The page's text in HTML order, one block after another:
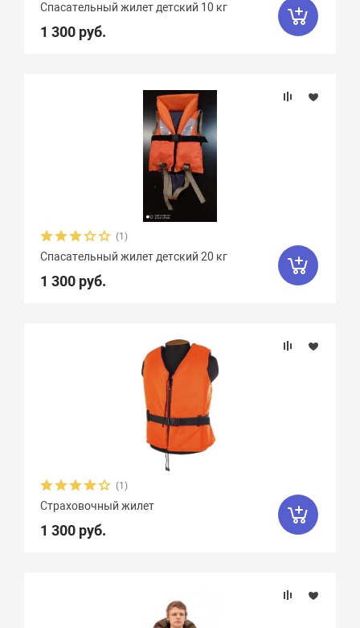
Спасательный жилет детский 10 кг
1 300 руб.
(1)
Спасательный жилет детский 20 кг
1 300 руб.
(1)
Страховочный жилет
1 300 руб.